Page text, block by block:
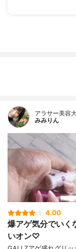
アラサー美容
みみりん
4.00
爆アゲ気分でいく
いオン♡